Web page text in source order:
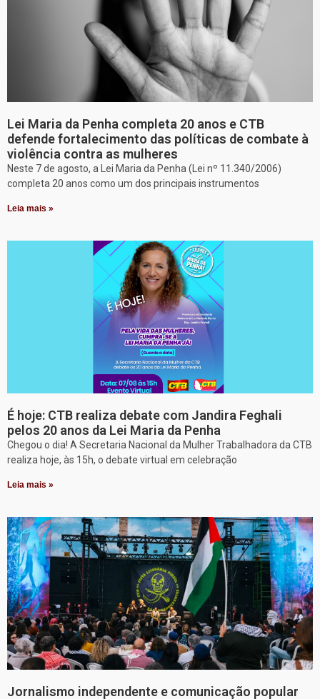
Lei Maria da Penha completa 20 anos e CTB
defende fortalecimento das políticas de combate à
violência contra as mulheres
Neste 7 de agosto, a Lei Maria da Penha (Lei nº 11.340/2006)
completa 20 anos como um dos principais instrumentos
Leia mais »
É hoje: CTB realiza debate com Jandira Feghali
pelos 20 anos da Lei Maria da Penha
Chegou o dia! A Secretaria Nacional da Mulher Trabalhadora da CTB
realiza hoje, às 15h, o debate virtual em celebração
Leia mais »
Jornalismo independente e comunicação popular